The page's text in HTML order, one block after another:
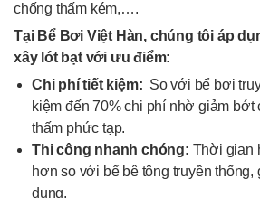
chống thấm kém,….
Tại Bể Bơi Việt Hàn, chúng tôi áp
xây lót bạt với ưu điểm:
Chi phí tiết kiệm: So với bể bơi
kiệm đến 70% chi phí nhờ giảm bớt
thấm phức tạp.
Thi công nhanh chóng: Thời gian
hơn so với bể bê tông truyền
dụng.